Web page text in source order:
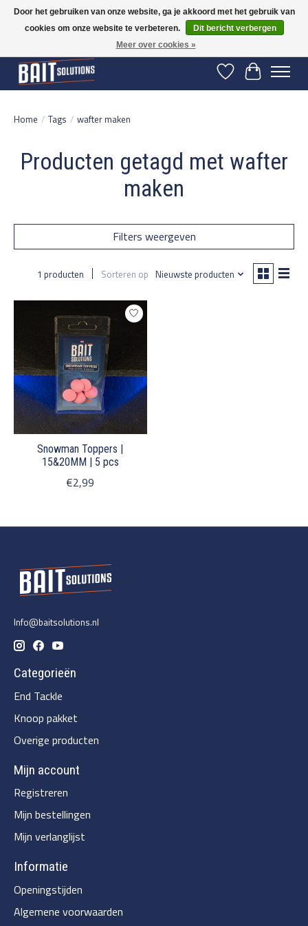
Gratis verzending vanaf 50 euro binnen NL | Op voorraad binnen 2-5 werkdagen
verzonden | België vanaf 70 euro gratis verzonden
Verlanglijst
Home / Tags / wafter maken
Producten getagd met wafter
maken
Filters weergeven
1 producten Sorteren op Nieuwste producten
Snowman Toppers |
15&20MM | 5 pcs
€2,99
Info@baitsolutions.nl
Categorieën
End Tackle
Knoop pakket
Overige producten
Mijn account
Registreren
Mijn bestellingen
Mijn verlanglijst
Informatie
Openingstijden
Algemene voorwaarden
Door het gebruiken van onze website, ga je akkoord met het gebruik van
cookies om onze website te verbeteren.
Dit bericht verbergen
Meer over cookies »